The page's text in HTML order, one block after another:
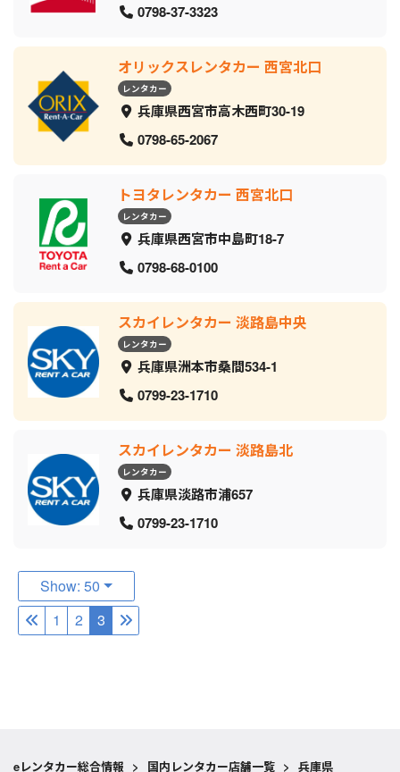
0798-37-3323
オリックスレンタカー 西宮北口
レンタカー
兵庫県西宮市高木西町30-19
0798-65-2067
トヨタレンタカー 西宮北口
レンタカー
兵庫県西宮市中島町18-7
0798-68-0100
スカイレンタカー 淡路島中央
レンタカー
兵庫県洲本市桑間534-1
0799-23-1710
スカイレンタカー 淡路島北
レンタカー
兵庫県淡路市浦657
0799-23-1710
Show: 50
1
2 3
eレンタカー総合情報 > 国内レンタカー店舗一覧 > 兵庫県